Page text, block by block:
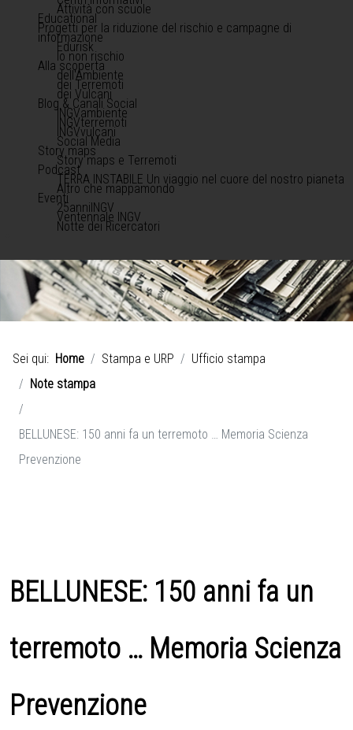
Attività con scuole
Educational
Progetti per la riduzione del rischio e campagne di
informazione
Edurisk
Io non rischio
Alla scoperta
dell'Ambiente
dei Terremoti
dei Vulcani
Blog & Canali Social
INGVambiente
INGVterremoti
INGVvulcani
Social Media
Story maps
Story maps e Terremoti
Podcast
TERRA INSTABILE Un viaggio nel cuore del nostro pianeta
Altro che mappamondo
Eventi
25anniINGV
Ventennale INGV
Notte dei Ricercatori
Sei qui: Home Stampa e URP
Ufficio stampa
Note stampa
BELLUNESE: 150 anni fa un terremoto … Memoria Scienza
Prevenzione
BELLUNESE: 150 anni fa un
terremoto … Memoria Scienza
Prevenzione